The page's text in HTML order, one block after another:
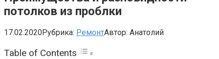
потолков из проблки
17.02.2020Рубрика: РемонтАвтор: Анатолий
Table of Contents